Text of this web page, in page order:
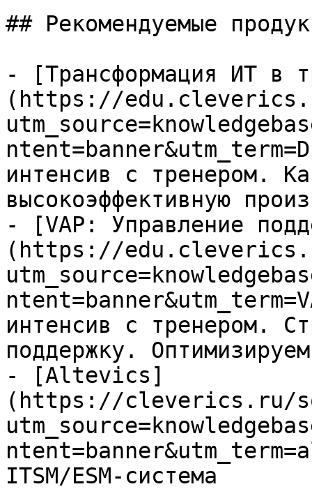
## Рекомендуемые
- [Трансформация ИТ в
(https://
интенсив с тренером.
высокоэффективную
- [VAP: Управление
(https://
интенсив с тренером.
поддержку.
- [Altevics]
(https://cleverics.ru/
ITSM/ESM-система